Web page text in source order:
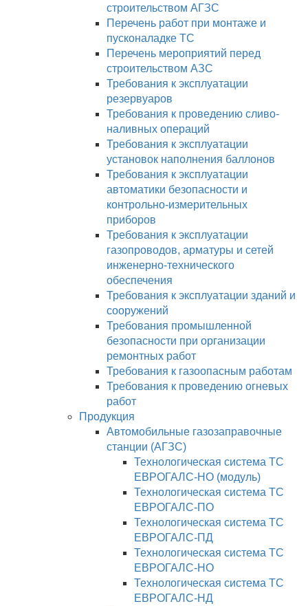
строительством АГЗС
Перечень работ при монтаже и
пусконаладке ТС
Перечень мероприятий перед
строительством АЗС
Требования к эксплуатации
резервуаров
Требования к проведению сливо-
наливных операций
Требования к эксплуатации
установок наполнения баллонов
Требования к эксплуатации
автоматики безопасности и
контрольно-измерительных
приборов
Требования к эксплуатации
газопроводов, арматуры и сетей
инженерно-технического
обеспечения
Требования к эксплуатации зданий и
сооружений
Требования промышленной
безопасности при организации
ремонтных работ
Требования к газоопасным работам
Требования к проведению огневых
работ
Продукция
Автомобильные газозаправочные
станции (АГЗС)
Технологическая система ТС
ЕВРОГАЛС-НО (модуль)
Технологическая система ТС
ЕВРОГАЛС-ПО
Технологическая система ТС
ЕВРОГАЛС-ПД
Технологическая система ТС
ЕВРОГАЛС-НО
Технологическая система ТС
ЕВРОГАЛС-НД